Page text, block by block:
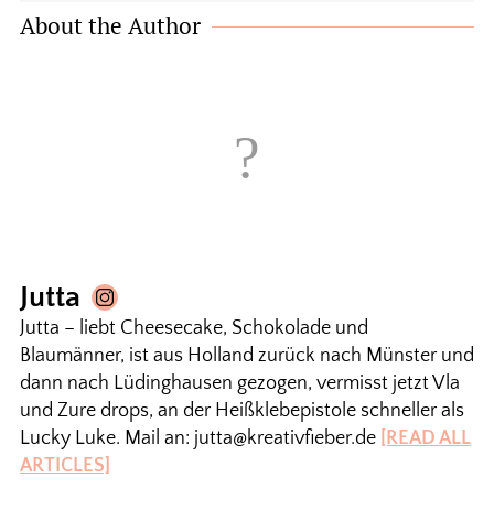
About the Author
Jutta
Jutta – liebt Cheesecake, Schokolade und
Blaumänner, ist aus Holland zurück nach Münster und
dann nach Lüdinghausen gezogen, vermisst jetzt Vla
und Zure drops, an der Heißklebepistole schneller als
Lucky Luke. Mail an: jutta@kreativfieber.de [READ ALL
ARTICLES]